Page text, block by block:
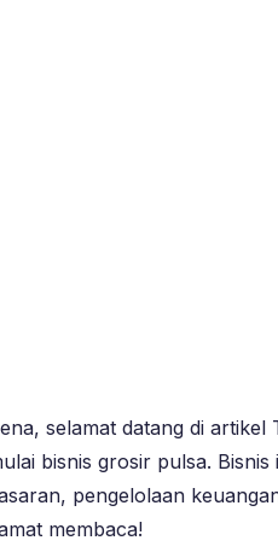
selamat datang di
bisnis grosir pulsa.
pengelolaan
membaca!